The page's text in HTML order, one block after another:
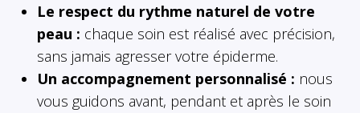
Le respect du rythme naturel de votre
peau : chaque soin est réalisé avec précision,
sans jamais agresser votre épiderme.
Un accompagnement personnalisé : nous
vous guidons avant, pendant et après le soin